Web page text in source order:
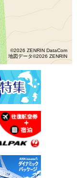
©2026 ZENRIN DataCom
地図データ©2026 ZENRIN